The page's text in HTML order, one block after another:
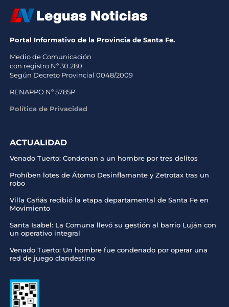
Portal Informativo de la Provincia de Santa Fe.
Medio de Comunicación
con registro Nº 30.280
Según Decreto Provincial 0048/2009
RENAPPO Nº 5785P
Política de Privacidad
ACTUALIDAD
Venado Tuerto: Condenan a un hombre por tres delitos
Prohíben lotes de Átomo Desinflamante y Zetrotax tras un
robo
Villa Cañás recibió la etapa departamental de Santa Fe en
Movimiento
Santa Isabel: La Comuna llevó su gestión al barrio Luján con
un operativo integral
Venado Tuerto: Un hombre fue condenado por operar una
red de juego clandestino